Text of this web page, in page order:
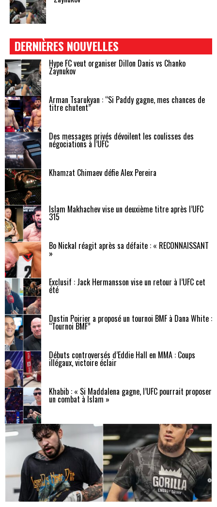
DERNIÈRES NOUVELLES
Hype FC veut organiser Dillon Danis vs Chanko
Zaynukov
Arman Tsarukyan : “Si Paddy gagne, mes chances de
titre chutent”
Des messages privés dévoilent les coulisses des
négociations à l’UFC
Khamzat Chimaev défie Alex Pereira
Islam Makhachev vise un deuxième titre après l’UFC
315
Bo Nickal réagit après sa défaite : « RECONNAISSANT
»
Exclusif : Jack Hermansson vise un retour à l’UFC cet
été
Dustin Poirier a proposé un tournoi BMF à Dana White :
“Tournoi BMF”
Débuts controversés d’Eddie Hall en MMA : Coups
illégaux, victoire éclair
Khabib : « Si Maddalena gagne, l’UFC pourrait proposer
un combat à Islam »